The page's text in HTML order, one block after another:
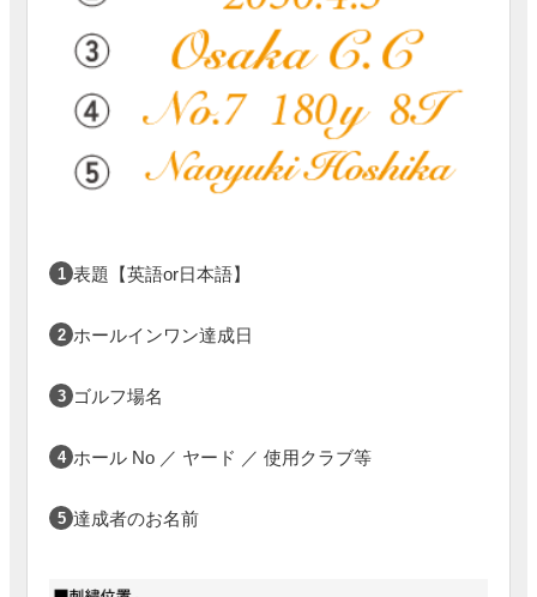
1 表題【英語or日本語】
2 ホールインワン達成日
3 ゴルフ場名
4 ホール No ／ ヤード ／ 使用クラブ等
5 達成者のお名前